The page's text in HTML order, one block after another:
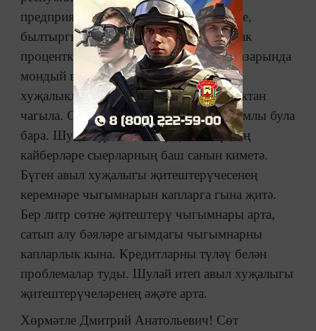
предприятиеләренең сөт сатудан кереме,
былтыргыга караганда, 25 һәм артыграк
процентка кимеде. Сөт продукциясе базарында
мондый вазгыять шәхси ярдәмче
хуҗалыкларның торышында тискәре яктан
чагыла. Сөт җитештерү һәм сату чыгымлы була
бара. Шуңа күрә шәхси хуҗалыкларның
кайберләре сыерларның баш санын киметә.
Бүген авыл хуҗалыгы җитештерүчесенең
керемнәре чыгымнарын капларга гына җитә.
Бер литр сөтне җитештерү чыгымнары арта,
сатып алу бәяләре агымдагы чыгымнарны
капларлык кына. Кредитларны түләү белән
проблемалар туды. Шулай итеп авыл хуҗалыгы
җитештерүчеләренең әҗәте арта.
Хөрмәтле Дмитрий Анатольевич! Сөт